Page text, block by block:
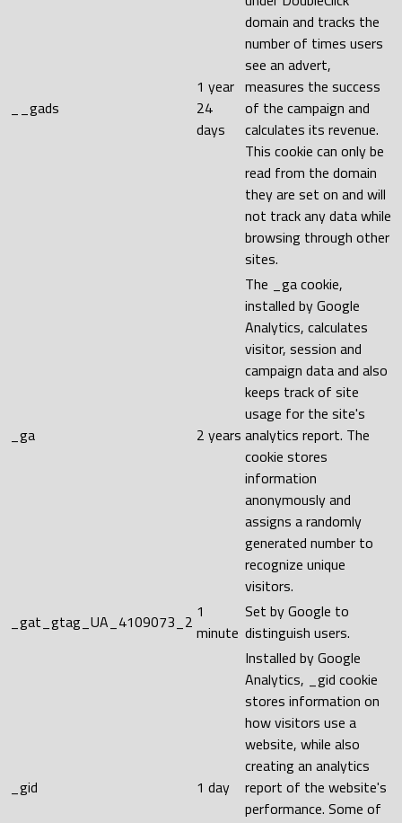
__gads
1 year
24
days
domain and tracks the
number of times users
see an advert,
measures the success
of the campaign and
calculates its revenue.
This cookie can only be
read from the domain
they are set on and will
not track any data while
browsing through other
sites.
_ga 2 years
The _ga cookie,
installed by Google
Analytics, calculates
visitor, session and
campaign data and also
keeps track of site
usage for the site's
analytics report. The
cookie stores
information
anonymously and
assigns a randomly
generated number to
recognize unique
visitors.
_gat_gtag_UA_4109073_2 1
minute
Set by Google to
distinguish users.
_gid 1 day
Installed by Google
Analytics, _gid cookie
stores information on
how visitors use a
website, while also
creating an analytics
report of the website's
performance. Some of